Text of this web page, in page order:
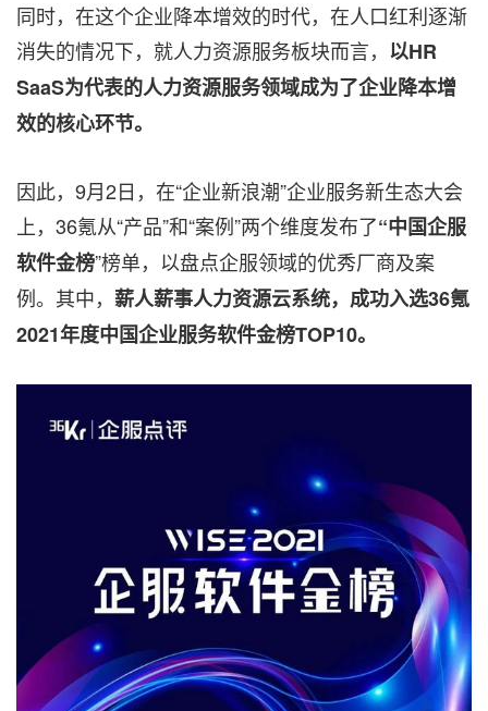
同时，在这个企业降本增效的时代，在人口红利逐渐
消失的情况下，就人力资源服务板块而言， 以HR
SaaS为代表的人力资源服务领域成为了企业降本增
效的核心环节。
因此，9月2日，在“企业新浪潮”企业服务新生态大会
上，36氪从“产品”和“案例”两个维度发布了“中国企服
软件金榜”榜单，以盘点企服领域的优秀厂商及案
例。其中， 薪人薪事人力资源云系统，成功入选36氪
2021年度中国企业服务软件金榜TOP10。